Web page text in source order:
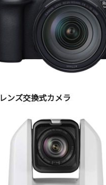
レンズ交換式カメラ